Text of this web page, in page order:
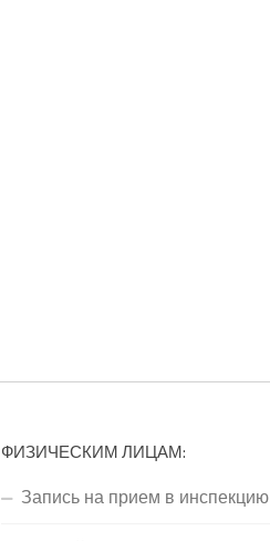
ФИЗИЧЕСКИМ ЛИЦАМ:
Запись на прием в инспекцию